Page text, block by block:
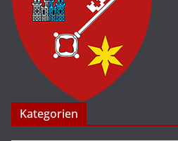
Kategorien